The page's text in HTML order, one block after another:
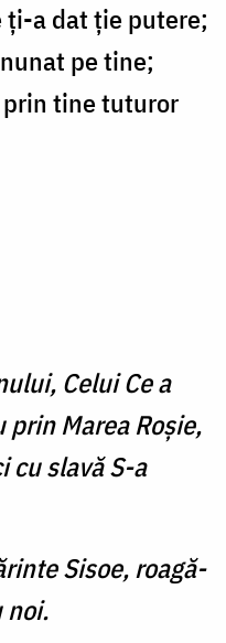
ţi-a dat ţie putere;
pe tine;
prin tine tuturor
Celui Ce a
Marea Roşie,
cu slavă S-a
Sisoe, roagă-
noi.